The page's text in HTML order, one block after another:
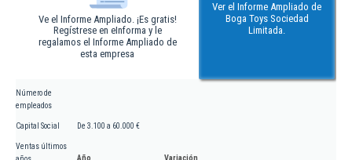
Ve el Informe Ampliado. ¡Es gratis!
Regístrese en eInforma y le
regalamos el Informe Ampliado de
esta empresa
Ver el Informe Ampliado de
Boga Toys Sociedad
Limitada.
Número de
empleados
Capital Social De 3.100 a 60.000 €
Ventas últimos